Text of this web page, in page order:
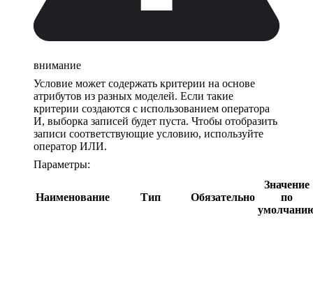
внимание
Условие может содержать критерии на основе
атрибутов из разных моделей. Если такие
критерии создаются с использованием оператора
И, выборка записей будет пуста. Чтобы отобразить
записи соответствующие условию, используйте
оператор ИЛИ.
Параметры:
Наименование Тип Обязательно
Значение
по